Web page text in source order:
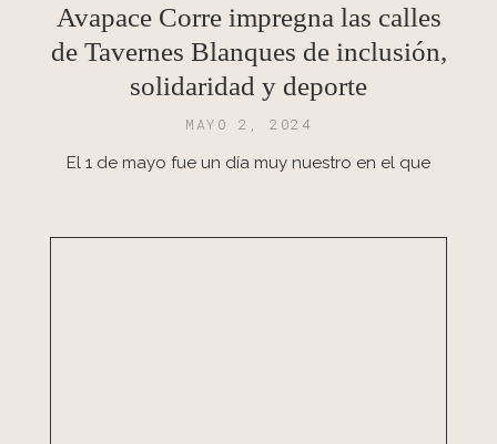
Avapace Corre impregna las calles
de Tavernes Blanques de inclusión,
solidaridad y deporte
MAYO 2, 2024
El 1 de mayo fue un día muy nuestro en el que